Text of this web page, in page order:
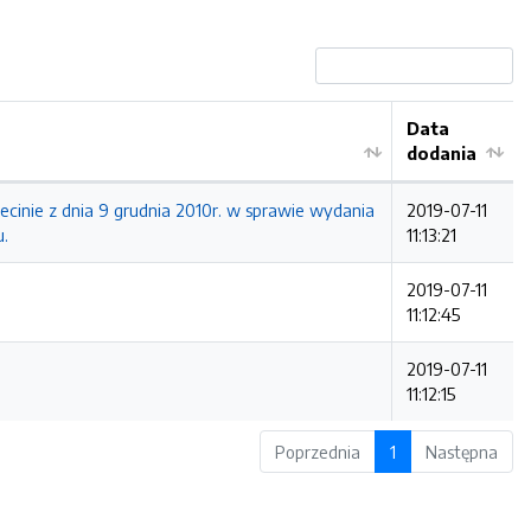
Data
dodania
z dnia 9 grudnia 2010r. w sprawie wydania
2019-07-11
11:13:21
2019-07-11
11:12:45
2019-07-11
11:12:15
Poprzednia 1 Następna